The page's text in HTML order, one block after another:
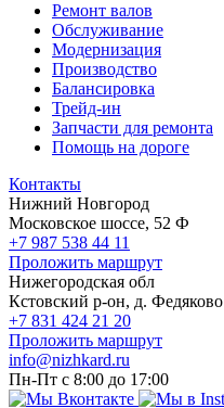
Ремонт валов
Обслуживание
Модернизация
Производство
Балансировка
Трейд-ин
Запчасти для ремонта
Помощь на дороге
Контакты
Нижний Новгород
Московское шоссе, 52 Ф
+7 987 538 44 11
Проложить маршрут
Нижегородская обл
Кстовский р-он, д. Федяково
+7 831 424 21 20
Проложить маршрут
info@nizhkard.ru
Пн-Пт с 8:00 до 17:00